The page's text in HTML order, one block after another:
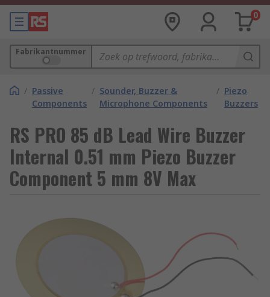
0
Fabrikantnummer
/ Passive
Components
/ Sounder, Buzzer &
Microphone Components
/ Piezo
Buzzers
RS PRO 85 dB Lead Wire Buzzer
Internal 0.51 mm Piezo Buzzer
Component 5 mm 8V Max